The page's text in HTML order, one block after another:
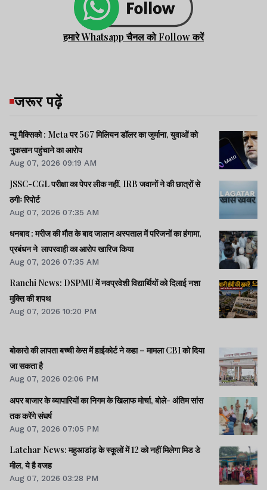
हमारे Whatsapp चैनल को Follow करें
जरूर पढ़ें
न्यू मैक्सिको : Meta पर 567 मिलियन डॉलर का जुर्माना, युवाओं को
नुकसान पहुंचाने का आरोप
Aug 07, 2026 09:19 AM
JSSC-CGL परीक्षा का पेपर लीक नहीं, IRB जवानों ने की छात्रों से
ठगीः रिपोर्ट
Aug 07, 2026 07:35 AM
धनबाद : मरीज की मौत के बाद जालान अस्पताल में परिजनों का हंगामा,
प्रबंधन ने लापरवाही का आरोप खारिज किया
Aug 07, 2026 07:35 AM
Ranchi News: DSPMU में नवप्रवेशी विद्यार्थियों को दिलाई नशा
मुक्ति की शपथ
Aug 07, 2026 10:20 PM
बोकारो की लापता बच्ची केस में हाईकोर्ट ने कहा – मामला CBI को दिया
जा सकता है
Aug 07, 2026 02:06 PM
अपर बाजार के व्यापारियों का निगम के खिलाफ मोर्चा, बोले- अंतिम सांस
तक करेंगे संघर्ष
Aug 07, 2026 07:05 PM
Latehar News: महुआडांड़ के स्कूलों में 12 को नहीं मिलेगा मिड डे
मील, ये है वजह
Aug 07, 2026 03:28 PM